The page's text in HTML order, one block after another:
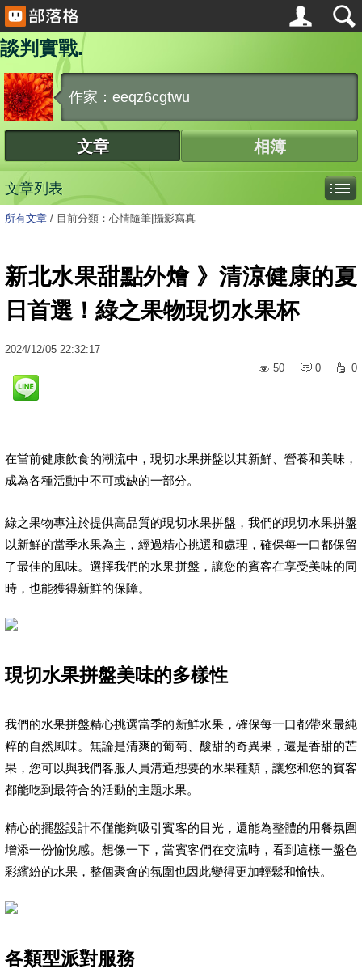
談判實戰.
作家：eeqz6cgtwu
文章 相簿
文章列表
所有文章 / 目前分類：心情隨筆|攝影寫真
新北水果甜點外燴 》清涼健康的夏
日首選！綠之果物現切水果杯
2024/12/05 22:32:17
50
0 0
在當前健康飲食的潮流中，現切水果拼盤以其新鮮、營養和美味，
成為各種活動中不可或缺的一部分。
綠之果物專注於提供高品質的現切水果拼盤，我們的現切水果拼盤
以新鮮的當季水果為主，經過精心挑選和處理，確保每一口都保留
了最佳的風味。選擇我們的水果拼盤，讓您的賓客在享受美味的同
時，也能獲得新鮮的保障。
現切水果拼盤美味的多樣性
我們的水果拼盤精心挑選當季的新鮮水果，確保每一口都帶來最純
粹的自然風味。無論是清爽的葡萄、酸甜的奇異果，還是香甜的芒
果，您可以與我們客服人員溝通想要的水果種類，讓您和您的賓客
都能吃到最符合的活動的主題水果。
精心的擺盤設計不僅能夠吸引賓客的目光，還能為整體的用餐氛圍
增添一份愉悅感。想像一下，當賓客們在交流時，看到這樣一盤色
彩繽紛的水果，整個聚會的氛圍也因此變得更加輕鬆和愉快。
各類型派對服務